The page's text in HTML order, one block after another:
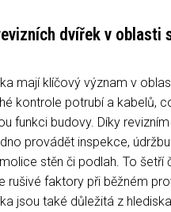
dvířek v oblasti
mají klíčový význam v
kontrole potrubí a kabelů,
funkci budovy. Díky
provádět inspekce,
stěn či podlah. To šetří
rušivé faktory při běžném
jsou také důležitá z